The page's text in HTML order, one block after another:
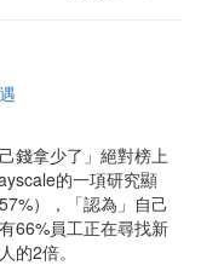
錢拿少了」絕對榜上
的一項研究顯
），「認為」自己
66%員工正在尋找新
的2倍。